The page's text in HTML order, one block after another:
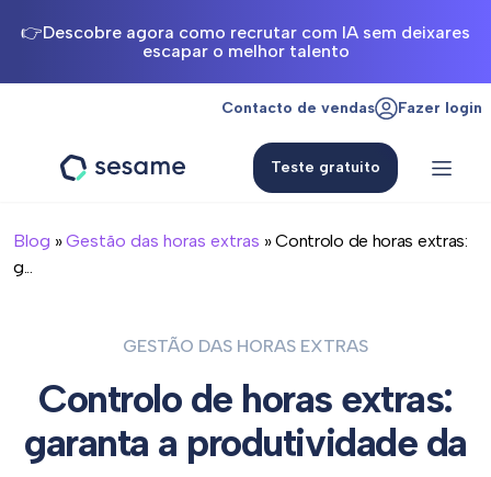
👉Descobre agora como recrutar com IA sem deixares
escapar o melhor talento
Contacto de vendas Fazer login
Teste gratuito
Blog »Gestão das horas extras » Controlo de horas extras:
g...
GESTÃO DAS HORAS EXTRAS
Controlo de horas extras:
garanta a produtividade da